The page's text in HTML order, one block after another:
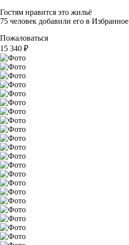
Гостям нравится это жильё
75 человек добавили его в Избранное
Пожаловаться
15 340 ₽